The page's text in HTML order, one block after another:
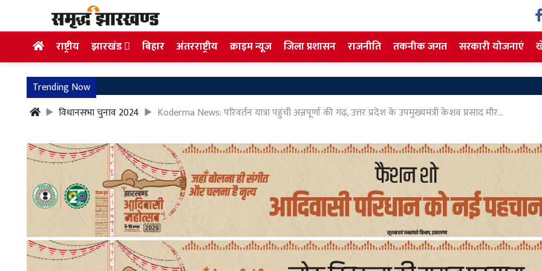
राष्ट्रीय झारखंड बिहार अंतरराष्ट्रीय क्राइम न्यूज जिला प्रशासन राजनीति तकनीक जगत सरकारी योजनाएं
Trending Now
विधानसभा चुनाव 2024
Koderma News: परिवर्तन यात्रा पहुंची अन्नपूर्णा की गढ़, उत्तर प्रदेश के उपमुख्यमंत्री केशव प्रसाद मौर...